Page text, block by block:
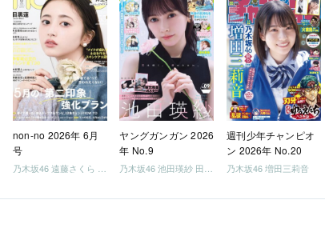
non-no 2026年 6月
号
乃木坂46 遠藤さくら 井上和 / 日向坂46 小坂菜緒
ヤングガンガン 2026
年 No.9
乃木坂46 池田瑛紗 田村真佑
週刊少年チャンピオ
ン 2026年 No.20
乃木坂46 増田三莉音